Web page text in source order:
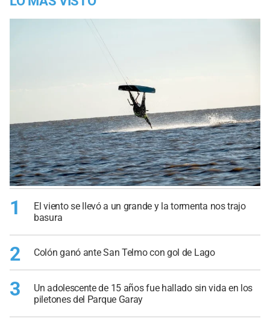
1
El viento se llevó a un grande y la tormenta nos trajo
basura
2 Colón ganó ante San Telmo con gol de Lago
3
Un adolescente de 15 años fue hallado sin vida en los
piletones del Parque Garay